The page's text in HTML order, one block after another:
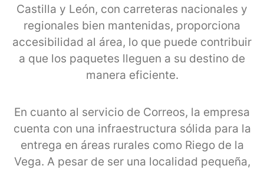
Castilla y León, con carreteras nacionales y
regionales bien mantenidas, proporciona
accesibilidad al área, lo que puede contribuir
a que los paquetes lleguen a su destino de
manera eficiente.
En cuanto al servicio de Correos, la empresa
cuenta con una infraestructura sólida para la
entrega en áreas rurales como Riego de la
Vega. A pesar de ser una localidad pequeña,